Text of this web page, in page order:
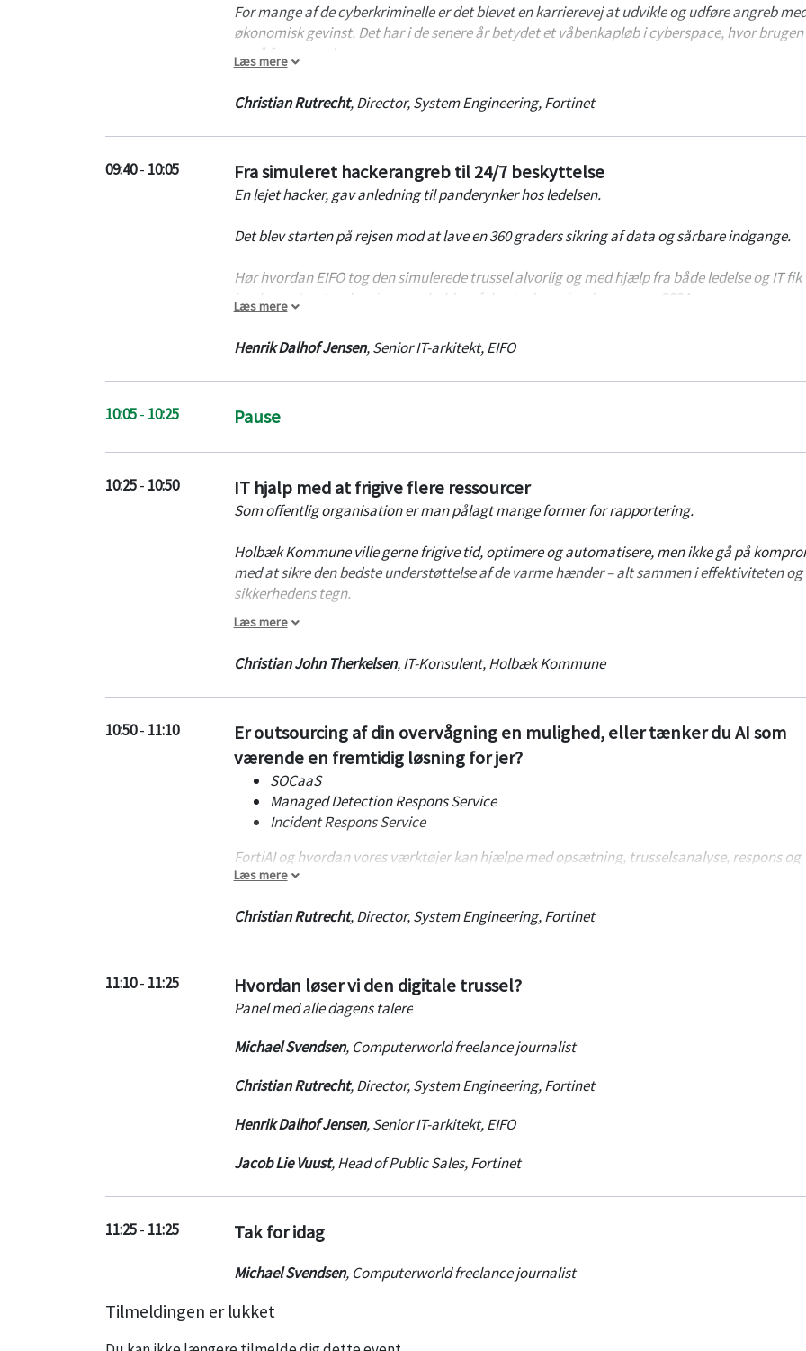
For mange af de cyberkriminelle er det blevet en karrierevej at udvikle og udføre angreb
økonomisk gevinst. Det har i de senere år betydet et våbenkapløb i cyberspace, hvor brugen
er på fremmarch.
I denne session får du et indblik i det aktuelle danske trusselsbillede og vi gennemgår hvilke
angrebstyper samt metoder der anvendes af de cyberkriminelle i dag - inklusive brugen af
Læs mere
Christian Rutrecht,Director, System Engineering,Fortinet
09:40- 10:05 Fra simuleret hackerangreb til 24/7 beskyttelse
En lejet hacker, gav anledning til panderynker hos ledelsen.
Det blev starten på rejsen mod at lave en 360 graders sikring af data og sårbare indgange.
Hør hvordan EIFO tog den simulerede trussel alvorlig og med hjælp fra både ledelse og IT fik
implementeret en løsning som holder sårbarhederne fra døren anno 2024.
I denne session får du indblik i hvordan Managed Detect & Response (MDR) giver EIFO en
nattesøvn.
Læs mere
Henrik Dalhof Jensen,Senior IT-arkitekt,EIFO
10:05- 10:25 Pause
10:25- 10:50 IT hjalp med at frigive flere ressourcer
Som offentlig organisation er man pålagt mange former for rapportering.
Holbæk Kommune ville gerne frigive tid, optimere og automatisere, men ikke gå på
med at sikre den bedste understøttelse af de varme hænder – alt sammen i effektiviteten og
sikkerhedens tegn.
På dagens session deler de deres erfaringer med fokus på netværk og datacenter
Læs mere
Christian John Therkelsen,IT-Konsulent,Holbæk Kommune
10:50- 11:10
Er outsourcing af din overvågning en mulighed, eller tænker du AI som
værende en fremtidig løsning for jer?
SOCaaS
Managed Detection Respons Service
Incident Respons Service
FortiAI og hvordan vores værktøjer kan hjælpe med opsætning, trusselsanalyse, respons og
strømliner netværks og IT-sikkerheds team med at opdage og afhjælpe hændelser hurtigt.
Læs mere
Christian Rutrecht,Director, System Engineering,Fortinet
11:10- 11:25 Hvordan løser vi den digitale trussel?
Panel med alle dagens talere
Michael Svendsen, Computerworld freelance journalist
Christian Rutrecht,Director, System Engineering,Fortinet
Henrik Dalhof Jensen,Senior IT-arkitekt,EIFO
Jacob Lie Vuust,Head of Public Sales,Fortinet
11:25- 11:25 Tak for idag
Michael Svendsen, Computerworld freelance journalist
Tilmeldingen er lukket